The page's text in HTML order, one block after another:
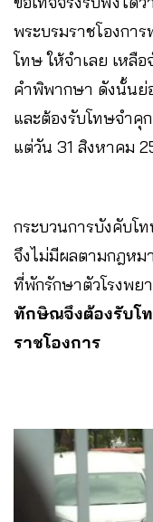
พระบรมราชโองกา
โทษ ให้จำเลย เหลื
คำพิพากษา ดังนั้นย่
และต้องรับโทษจำ
แต่วัน 31 สิงหาคม
กระบวนการบังคับโ
จึงไม่มีผลตามกฎหม
ที่พักรักษาตัวโรงพย
ทักษิณจึงต้องรับโ
ราชโองการ